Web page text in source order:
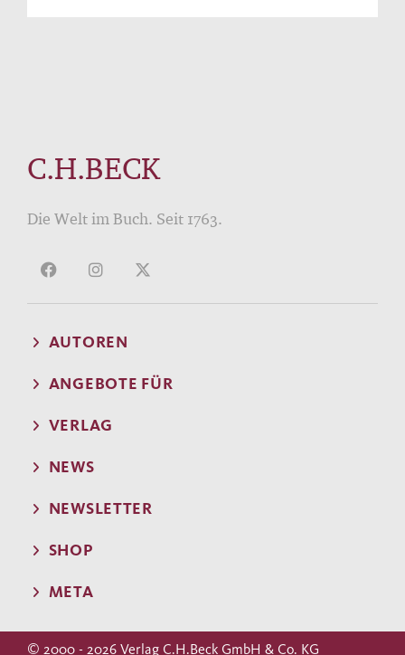
C.H.BECK
Die Welt im Buch. Seit 1763.
AUTOREN
ANGEBOTE FÜR
VERLAG
NEWS
NEWSLETTER
SHOP
META
© 2000 - 2026 Verlag C.H.Beck GmbH & Co. KG